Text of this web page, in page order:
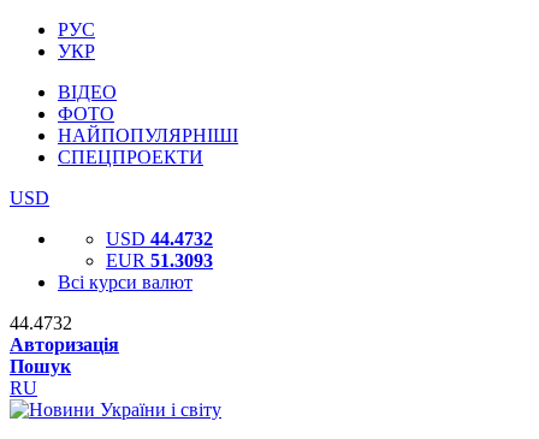
РУС
УКР
ВІДЕО
ФОТО
НАЙПОПУЛЯРНІШІ
СПЕЦПРОЕКТИ
USD
USD 44.4732
EUR 51.3093
Всі курси валют
44.4732
Авторизація
Пошук
RU